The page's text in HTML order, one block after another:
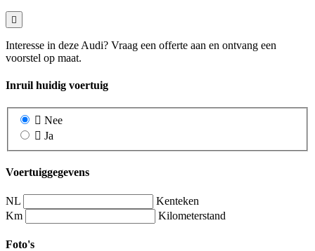
Interesse in deze Audi? Vraag een offerte aan en ontvang een
voorstel op maat.
Inruil huidig voertuig
Nee
Ja
Voertuiggegevens
NL
Kenteken
Km
Kilometerstand
Foto's